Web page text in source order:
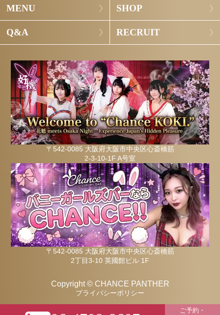
ご予約・
MENU SHOP
Q&A RECRUIT
〒542-0085 大阪府大阪市中央区心斎橋筋
2-3-10-1F A号室
〒542-0085 大阪府大阪市中央区心斎橋筋
2丁目3-10 英國館ビル 1F
Copyright © CHANCE PANTHER
プライバシーポリシー